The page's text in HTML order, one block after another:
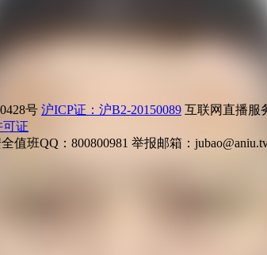
号 沪ICP证：沪B2-20150089 互联网直播服
证
值班QQ：800800981 举报邮箱：